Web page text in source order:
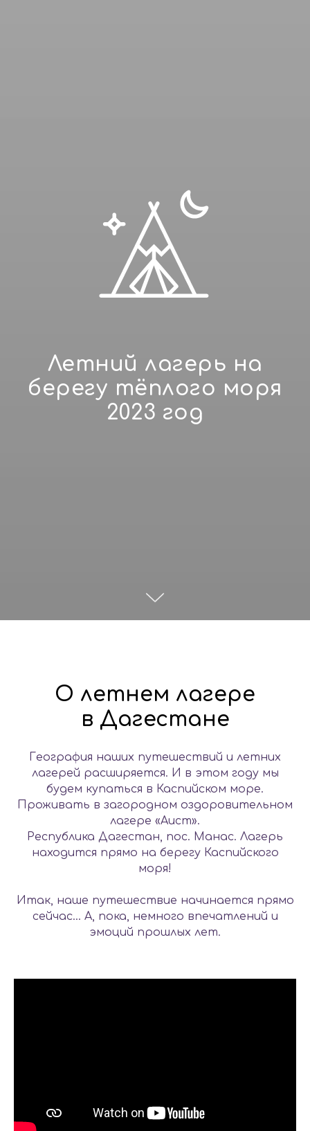
Летний лагерь на
берегу тёплого моря
2023 год
О летнем лагере
в Дагестане
География наших путешествий и летних
лагерей расширяется. И в этом году мы
будем купаться в Каспийском море.
Проживать в загородном оздоровительном
лагере «Аист».
Республика Дагестан, пос. Манас. Лагерь
находится прямо на берегу Каспийского
моря!
Итак, наше путешествие начинается прямо
сейчас... А, пока, немного впечатлений и
эмоций прошлых лет.